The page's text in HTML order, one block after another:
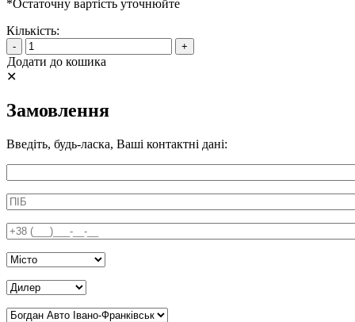
*Остаточну вартість уточнюйте
Кількість:
- +
Додати до кошика
✕
Замовлення
Введіть, будь-ласка, Ваші контактні дані:
ПІБ
Телефон
Місто
Дилер Київ *
Дилер Івано-Франківськ*